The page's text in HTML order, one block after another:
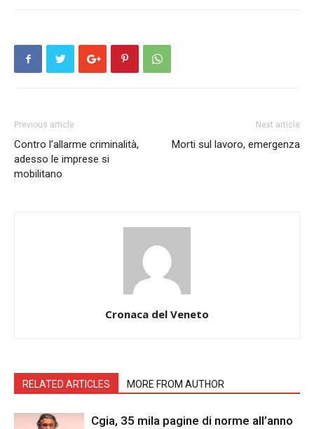
Previous article
Contro l’allarme criminalità,
adesso le imprese si
mobilitano
Next article
Morti sul lavoro, emergenza
Cronaca del Veneto
RELATED ARTICLES MORE FROM AUTHOR
Cgia, 35 mila pagine di norme all’anno